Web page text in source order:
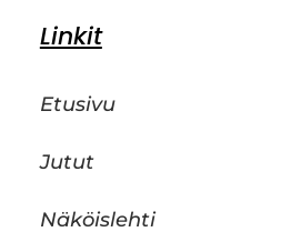
Linkit
Etusivu
Jutut
Näköislehti